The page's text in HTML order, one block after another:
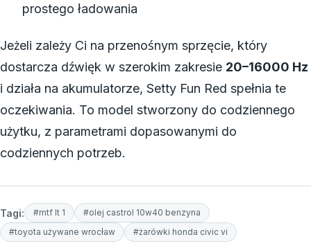
prostego ładowania
Jeżeli zależy Ci na przenośnym sprzęcie, który
dostarcza dźwięk w szerokim zakresie 20–16000 Hz
i działa na akumulatorze, Setty Fun Red spełnia te
oczekiwania. To model stworzony do codziennego
użytku, z parametrami dopasowanymi do
codziennych potrzeb.
Tagi: #mtf lt 1
#olej castrol 10w40 benzyna
#toyota używane wrocław
#żarówki honda civic vi